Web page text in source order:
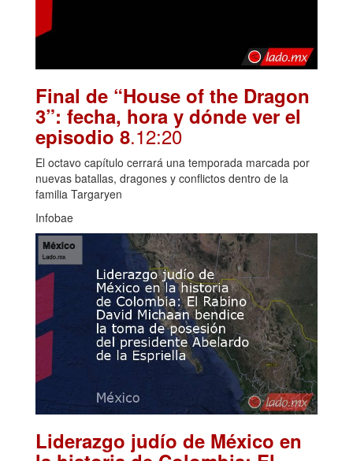
Final de “House of the Dragon
3”: fecha, hora y dónde ver el
episodio 8.12:20
El octavo capítulo cerrará una temporada marcada por
nuevas batallas, dragones y conflictos dentro de la
familia Targaryen
Infobae
Liderazgo judío de México en